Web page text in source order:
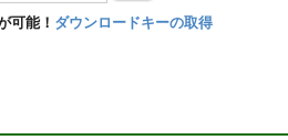
可能！ ダウンロードキーの取得